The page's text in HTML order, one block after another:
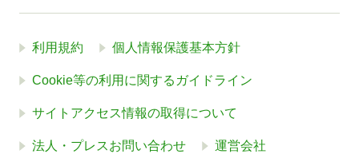
利用規約 個人情報保護基本方針
Cookie等の利用に関するガイドライン
サイトアクセス情報の取得について
法人・プレスお問い合わせ 運営会社